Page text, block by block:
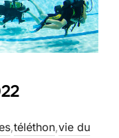
,téléthon,vie du